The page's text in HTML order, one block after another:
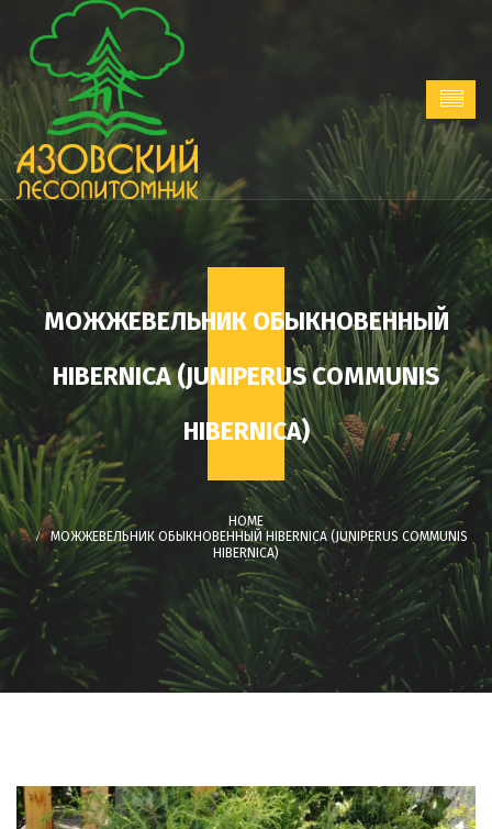
МОЖЖЕВЕЛЬНИК ОБЫКНОВЕННЫЙ
HIBERNICA (JUNIPERUS COMMUNIS
HIBERNICA)
МОЖЖЕВЕЛЬНИК ОБЫКНОВЕННЫЙ HIBERNICA (JUNIPERUS COMMUNIS
HIBERNICA)